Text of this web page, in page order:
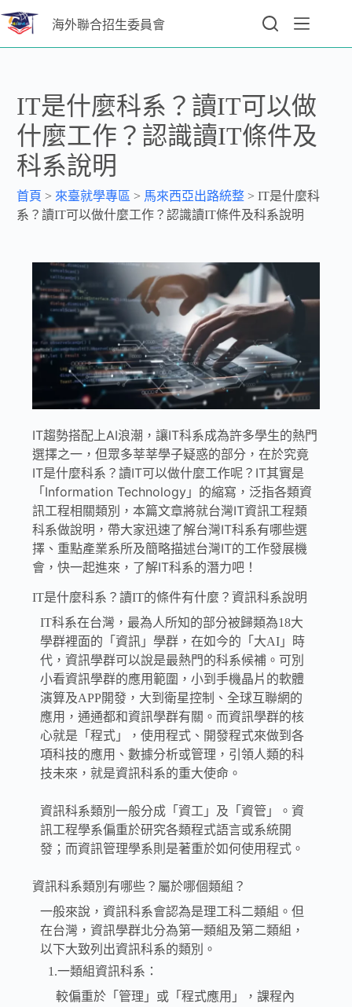
海外聯合招生委員會
IT是什麼科系？讀IT可以做
什麼工作？認識讀IT條件及
科系說明
首頁 > 來臺就學專區 > 馬來西亞出路統整 >IT是什麼科
系？讀IT可以做什麼工作？認識讀IT條件及科系說明
IT趨勢搭配上AI浪潮，讓IT科系成為許多學生的熱門
選擇之一，但眾多莘莘學子疑惑的部分，在於究竟
IT是什麼科系？讀IT可以做什麼工作呢？IT其實是
「Information Technology」的縮寫，泛指各類資
訊工程相關類別，本篇文章將就台灣IT資訊工程類
科系做說明，帶大家迅速了解台灣IT科系有哪些選
擇、重點產業系所及簡略描述台灣IT的工作發展機
會，快一起進來，了解IT科系的潛力吧！
IT是什麼科系？讀IT的條件有什麼？資訊科系說明
IT科系在台灣，最為人所知的部分被歸類為18大
學群裡面的「資訊」學群，在如今的「大AI」時
代，資訊學群可以說是最熱門的科系候補。可別
小看資訊學群的應用範圍，小到手機晶片的軟體
演算及APP開發，大到衛星控制、全球互聯網的
應用，通通都和資訊學群有關。而資訊學群的核
心就是「程式」，使用程式、開發程式來做到各
項科技的應用、數據分析或管理，引領人類的科
技未來，就是資訊科系的重大使命。
資訊科系類別一般分成「資工」及「資管」。資
訊工程學系偏重於研究各類程式語言或系統開
發；而資訊管理學系則是著重於如何使用程式。
資訊科系類別有哪些？屬於哪個類組？
一般來說，資訊科系會認為是理工科二類組。但
在台灣，資訊學群北分為第一類組及第二類組，
以下大致列出資訊科系的類別。
1.一類組資訊科系：
較偏重於「管理」或「程式應用」，課程內